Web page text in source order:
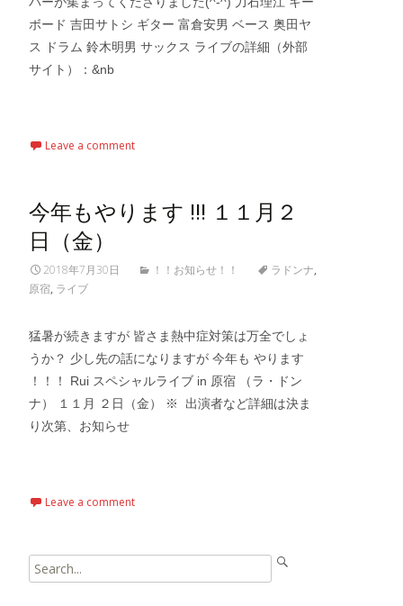
ボード 吉田サトシ ギター 富倉安男 ベース 奥田ヤ
ス ドラム 鈴木明男 サックス ライブの詳細（外部
サイト）：&nb
Leave a comment
今年もやります !!! １１月２
日（金）
2018年7月30日 ！！お知らせ！！ ラドンナ,
原宿, ライブ
猛暑が続きますが 皆さま熱中症対策は万全でしょ
うか？ 少し先の話になりますが 今年も やります
！！！ Rui スペシャルライブ in 原宿 （ラ・ドン
ナ） １１月 ２日（金） ※ 出演者など詳細は決ま
り次第、お知らせ
Leave a comment
Search
for: